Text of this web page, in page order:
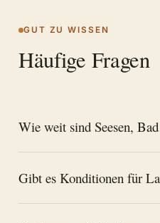
GUT ZU WISSEN
Häufige Fragen
Wie weit sind Seesen,
Gibt es Konditionen für